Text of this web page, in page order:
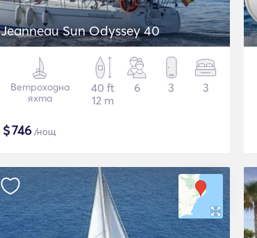
Jeanneau Sun Odyssey 40
Ветроходна
яхта
40 ft
12 m
6 3 3
$746/нощ